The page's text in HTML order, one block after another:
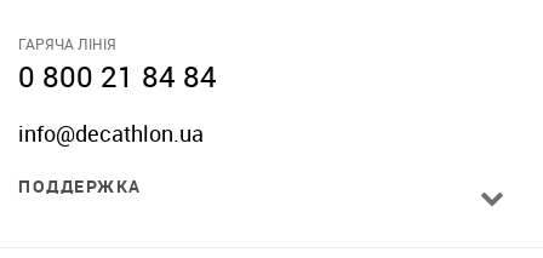
ГАРЯЧА ЛІНІЯ
0 800 21 84 84
info@decathlon.ua
ПОДДЕРЖКА